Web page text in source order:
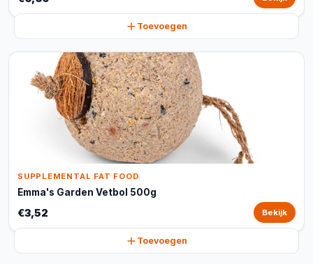
Toevoegen
SUPPLEMENTAL FAT FOOD
Emma's Garden Vetbol 500g
€3,52 Bekijk
Toevoegen